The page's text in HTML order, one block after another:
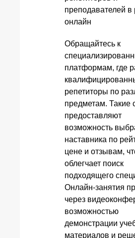
Обращайтесь к
платформам, где
репетиторы по
предметам. Такие
предоставляют
возможность
наставника по
цене и отзывам,
облегчает поиск
подходящего
Онлайн-занятия
через
возможностью
демонстрации
материалов и